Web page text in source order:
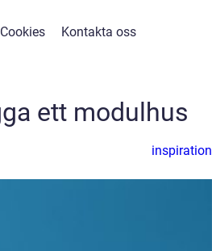
Cookies Kontakta oss
ett modulhus
inspiration